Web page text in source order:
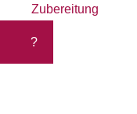
Zubereitung
?